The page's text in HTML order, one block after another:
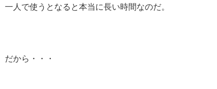
一人で使うとなると本当に長い時間なのだ。
だから・・・